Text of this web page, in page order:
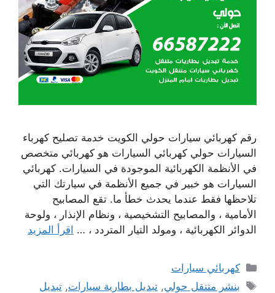
رقم كهربائي سيارات حولي الكويت خدمة تصليح كهرباء
السيارات حولي كهربائي السيارات هو كهربائي متخصص
في الأنظمة الكهربائية الموجودة في السيارات. كهربائي
السيارات هو خبير في جميع الأنظمة في سيارتك التي
تلاحظها فقط عندما يحدث خطأ ما. تقع المصابيح
الأمامية ، والمصابيح التشخيصية ، ونظام الإنذار ، ولوحة
الدوائر الكهربائية ، ومولد التيار المتردد ، … اقرأ المزيد
التصنيفات
كهربائي سيارات
الوسوم
بنشر متنقل حولي,تبديل بطارية سيارات,تبديل